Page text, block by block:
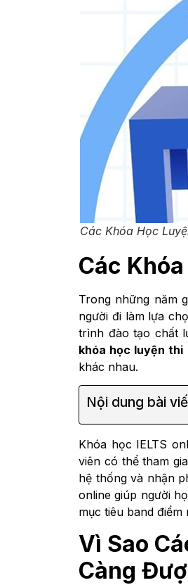
Các Khóa Học
Các
Trong những năm
người đi làm lựa
trình đào tạo chất
khóa học luyện thi
khác nhau.
Nội dung bài
Khóa học IELTS
viên có thể tham
hệ thống và nhận
online giúp người
mục tiêu band điểm
Vì Sao
Càng